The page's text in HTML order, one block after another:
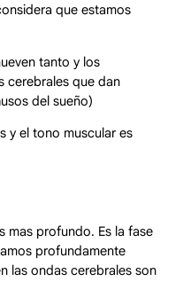
que estamos
tanto y los
cerebrales que dan
del sueño)
y el tono muscular es
mas profundo. Es la fase
profundamente
las ondas cerebrales son